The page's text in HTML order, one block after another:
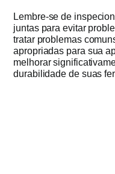
Lembre-se de
juntas para evitar
tratar problemas
apropriadas para sua
melhorar
durabilidade de suas